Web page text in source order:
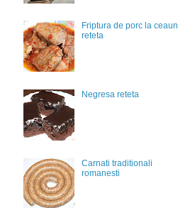
Friptura de porc la ceaun
reteta
Negresa reteta
Carnati traditionali
romanesti